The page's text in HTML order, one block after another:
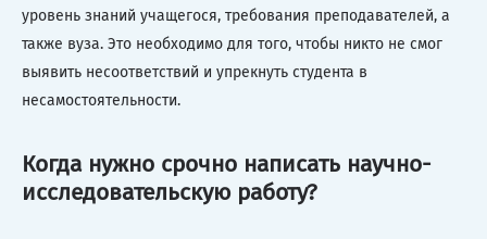
уровень знаний учащегося, требования преподавателей, а
также вуза. Это необходимо для того, чтобы никто не смог
выявить несоответствий и упрекнуть студента в
несамостоятельности.
Когда нужно срочно написать научно-
исследовательскую работу?